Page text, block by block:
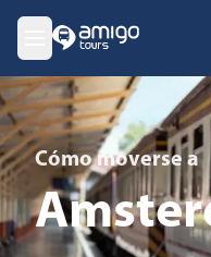
Cómo moverse a